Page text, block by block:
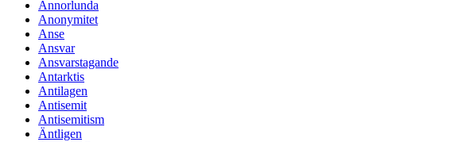
Annorlunda
Anonymitet
Anse
Ansvar
Ansvarstagande
Antarktis
Antilagen
Antisemit
Antisemitism
Äntligen